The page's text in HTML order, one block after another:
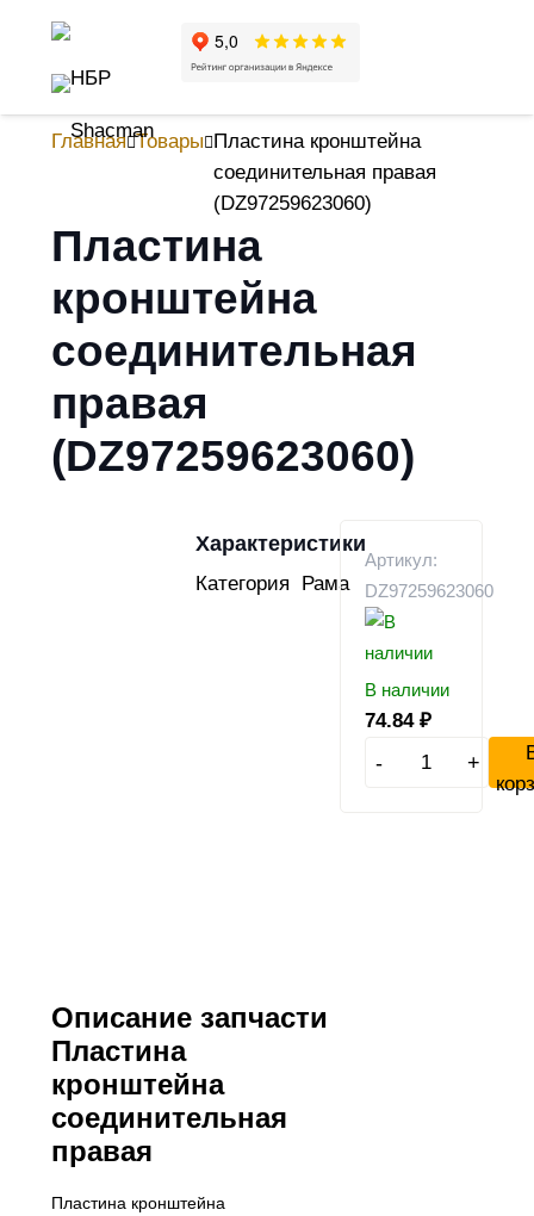
Главная Товары Пластина кронштейна
соединительная правая
(DZ97259623060)
Пластина
кронштейна
соединительная
правая
(DZ97259623060)
Характеристики
Категория Рама
Артикул:
DZ97259623060
В наличии
74.84 ₽
- +
Описание запчасти
Пластина
кронштейна
соединительная
правая
Пластина кронштейна